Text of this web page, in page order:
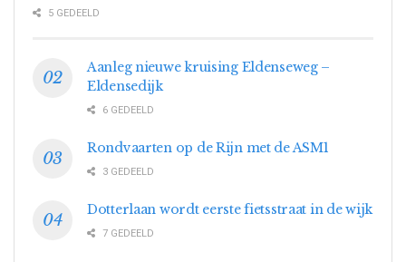
5 GEDEELD
Aanleg nieuwe kruising Eldenseweg –
Eldensedijk
6 GEDEELD
Rondvaarten op de Rijn met de ASM1
3 GEDEELD
Dotterlaan wordt eerste fietsstraat in de wijk
7 GEDEELD